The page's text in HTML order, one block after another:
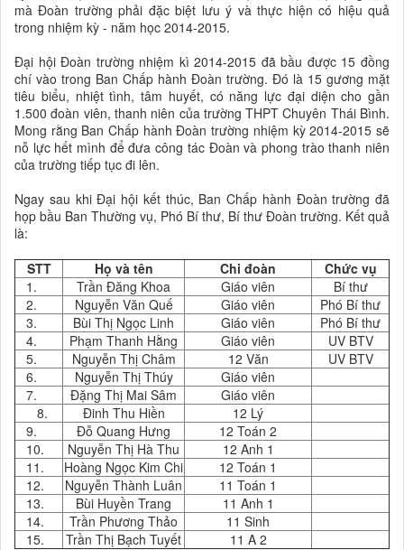
mà Đoàn trường phải đặc biệt lưu ý và thực hiện có hiệu quả
trong nhiệm kỳ - năm học 2014-2015.
Đại hội Đoàn trường nhiệm kì 2014-2015 đã bầu được 15 đồng
chí vào trong Ban Chấp hành Đoàn trường. Đó là 15 gương mặt
tiêu biểu, nhiệt tình, tâm huyết, có năng lực đại diện cho gần
1.500 đoàn viên, thanh niên của trường THPT Chuyên Thái Bình.
Mong rằng Ban Chấp hành Đoàn trường nhiệm kỳ 2014-2015 sẽ
nỗ lực hết mình để đưa công tác Đoàn và phong trào thanh niên
của trường tiếp tục đi lên.
Ngay sau khi Đại hội kết thúc, Ban Chấp hành Đoàn trường đã
họp bầu Ban Thường vụ, Phó Bí thư, Bí thư Đoàn trường. Kết quả
là:
STT
Họ và tên Chi đoàn
Chức vụ
1.
Trần Đăng Khoa Giáo viên
Bí thư
2.
Nguyễn Văn Quế Giáo viên
Phó Bí thư
3.
Bùi Thị Ngọc Linh Giáo viên
Phó Bí thư
4.
Phạm Thanh Hằng Giáo viên
UV BTV
5.
Nguyễn Thị Châm 12 Văn
UV BTV
6.
Nguyễn Thị Thúy
Giáo viên
7.
Đặng Thị Mai Sâm
Giáo viên
8.
Đinh Thu Hiền
12 Lý
9.
Đỗ Quang Hưng
12 Toán 2
10.
Nguyễn Thị Hà Thu
12 Anh 1
11.
Hoàng Ngọc Kim Chi
12 Toán 1
12.
Nguyễn Thành Luân
11 Toán 1
13.
Bùi Huyền Trang
11 Anh 1
14.
Trần Phương Thảo
11 Sinh
15.
Trần Thị Bạch Tuyết 11 A 2